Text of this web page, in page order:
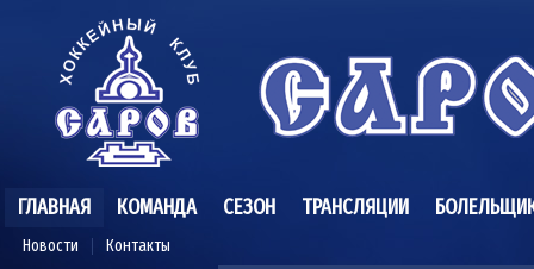
ГЛАВНАЯ
Новости Контакты
КОМАНДА СЕЗОН ТРАНСЛЯЦИИ